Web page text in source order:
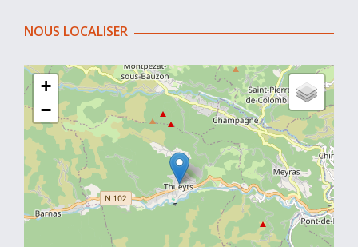
NOUS LOCALISER
+
−